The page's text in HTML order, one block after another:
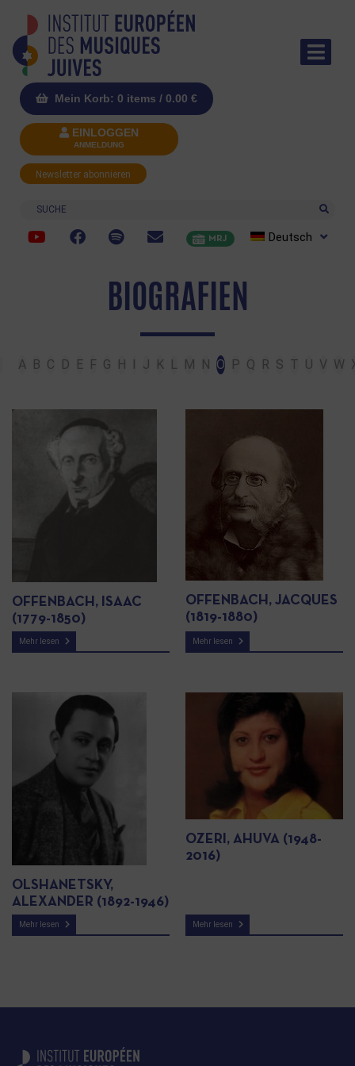
Mein Korb: 0 items / 0.00 €
EINLOGGEN
ANMELDUNG
Newsletter abonnieren
Suche
MRJ Deutsch
BIOGRAFIEN
A B C D E F G H I J K L M N O P Q R S T U V W
OFFENBACH, ISAAC
(1779-1850)
Mehr lesen
OFFENBACH, JACQUES
(1819-1880)
Mehr lesen
OLSHANETSKY,
ALEXANDER (1892-1946)
Mehr lesen
OZERI, AHUVA (1948-
2016)
Mehr lesen